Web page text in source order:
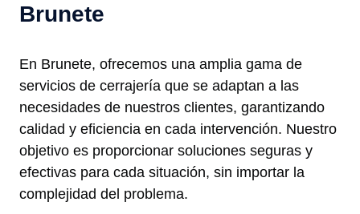
Brunete
En Brunete, ofrecemos una amplia gama de
servicios de cerrajería que se adaptan a las
necesidades de nuestros clientes, garantizando
calidad y eficiencia en cada intervención. Nuestro
objetivo es proporcionar soluciones seguras y
efectivas para cada situación, sin importar la
complejidad del problema.